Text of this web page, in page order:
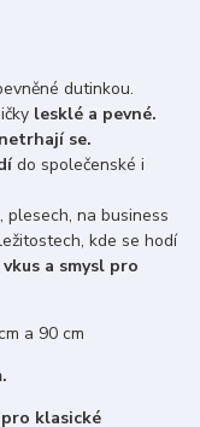
dutinkou.
lesklé a pevné.
netrhají se.
do společenské i
plesech, na business
kde se hodí
a smysl pro
a 90 cm
klasické